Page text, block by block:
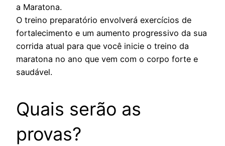
a Maratona.
O treino preparatório envolverá exercícios de
fortalecimento e um aumento progressivo da sua
corrida atual para que você inicie o treino da
maratona no ano que vem com o corpo forte e
saudável.
Quais serão as
provas?